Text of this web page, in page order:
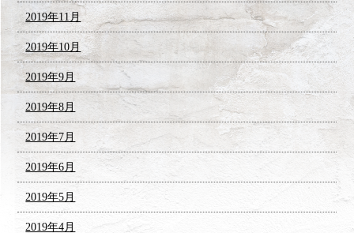
2019年11月
2019年10月
2019年9月
2019年8月
2019年7月
2019年6月
2019年5月
2019年4月